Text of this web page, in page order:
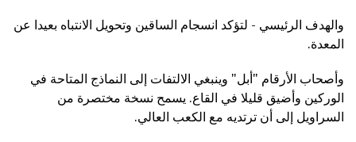
والهدف الرئيسي - لتؤكد انسجام الساقين وتحويل الانتباه بعيدا عن
المعدة.
وأصحاب الأرقام "أبل" وينبغي الالتفات إلى النماذج المتاحة في
الوركين وأضيق قليلا في القاع. يسمح نسخة مختصرة من
السراويل إلى أن ترتديه مع الكعب العالي.